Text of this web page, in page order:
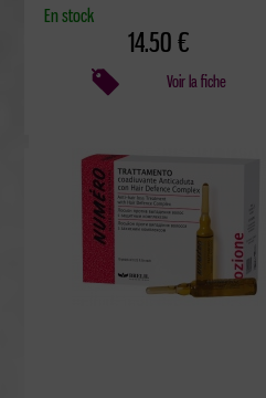
En stock
14.50 €
Voir la fiche